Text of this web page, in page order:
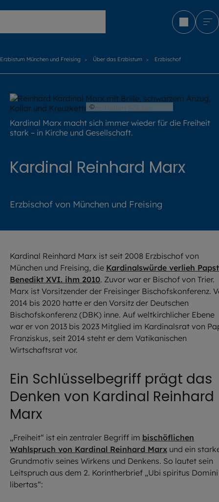
Erzbistum München und Freising Über das Erzbistum Erzbischof
© Lennart Preiss / EOM
Kardinal Marx macht sich immer wieder für die Freiheit
stark – in Kirche und Gesellschaft.
Kardinal Reinhard Marx
Erzbischof von München und Freising
Kardinal Reinhard Marx ist seit 2008 Erzbischof von
München und Freising, die Kardinalswürde verlieh Papst
Benedikt XVI. ihm 2010. Zuvor war er Bischof von Trier.
Marx ist Vorsitzender der Freisinger Bischofskonferenz.
2014 bis 2020 hatte er den Vorsitz der Deutschen
Bischofskonferenz (DBK) inne. Auf weltkirchlicher Ebene
war er von 2013 bis 2023 Mitglied im Kardinalsrat von
Franziskus, seit 2014 steht er dem Vatikanischen
Wirtschaftsrat vor.
Ein Schlüsselbegriff prägt das
Denken von Kardinal Reinhard
Marx
„Freiheit“ ist ein zentraler Begriff im bischöflichen
Wahlspruch von Kardinal Reinhard Marx und ein
Grundmotiv seines Wirkens und Denkens. So lautet sein
Leitspruch aus dem 2. Korintherbrief „Ubi spiritus
libertas“: